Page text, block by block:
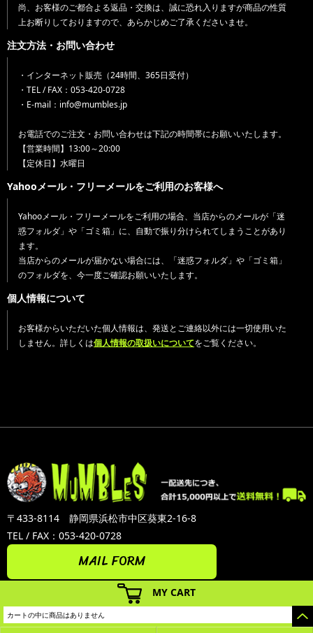
MY CART
カートの中に商品はありません
尚、お客様のご都合よる返品・交換は、誠に恐れ入りますが商品の性質
上お断りしておりますので、あらかじめご了承くださいませ。
注文方法・お問い合わせ
・インターネット販売（24時間、365日受付）
・TEL / FAX：053-420-0728
・E-mail：info@mumbles.jp
お電話でのご注文・お問い合わせは下記の時間帯にお願いいたします。
【営業時間】13:00～20:00
【定休日】水曜日
Yahooメール・フリーメールをご利用のお客様へ
Yahooメール・フリーメールをご利用の場合、当店からのメールが「迷
惑フォルダ」や「ゴミ箱」に、自動で振り分けられてしまうことがあり
ます。
当店からのメールが届かない場合には、「迷惑フォルダ」や「ゴミ箱」
のフォルダを、今一度ご確認お願いいたします。
個人情報について
お客様からいただいた個人情報は、発送とご連絡以外には一切使用いた
しません。詳しくは個人情報の取扱いについてをご覧ください。
〒433-8114 静岡県浜松市中区葵東2-16-8
TEL / FAX：053-420-0728
MAIL FORM